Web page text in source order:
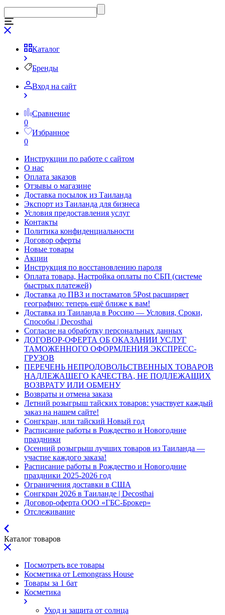
Каталог
Бренды
Вход на сайт
Сравнение
0
Избранное
0
Инструкции по работе с сайтом
О нас
Оплата заказов
Отзывы о магазине
Доставка посылок из Таиланда
Экспорт из Таиланда для бизнеса
Условия предоставления услуг
Контакты
Политика конфиденциальности
Договор оферты
Новые товары
Акции
Инструкция по восстановлению пароля
Оплата товара, Настройка оплаты по СБП (системе
быстрых платежей)
Доставка до ПВЗ и постаматов 5Post расширяет
географию: теперь ещё ближе к вам!
Доставка из Таиланда в Россию — Условия, Сроки,
Способы | Decosthai
Согласие на обработку персональных данных
ДОГОВОР-ОФЕРТА ОБ ОКАЗАНИИ УСЛУГ
ТАМОЖЕННОГО ОФОРМЛЕНИЯ ЭКСПРЕСС-
ГРУЗОВ
ПЕРЕЧЕНЬ НЕПРОДОВОЛЬСТВЕННЫХ ТОВАРОВ
НАДЛЕЖАЩЕГО КАЧЕСТВА, НЕ ПОДЛЕЖАЩИХ
ВОЗВРАТУ ИЛИ ОБМЕНУ
Возвраты и отмена заказа
Летний розыгрыш тайских товаров: участвует каждый
заказ на нашем сайте!
Сонгкран, или тайский Новый год
Расписание работы в Рождество и Новогодние
праздники
Осенний розыгрыш лучших товаров из Таиланда —
участие каждого заказа!
Расписание работы в Рождество и Новогодние
праздники 2025-2026 год
Ограничения доставки в США
Сонгкран 2026 в Таиланде | Decosthai
Договор-оферта ООО «ГБС-Брокер»
Отслеживание
Каталог товаров
Посмотреть все товары
Косметика от Lemongrass House
Товары за 1 бат
Косметика
Уход и защита от солнца